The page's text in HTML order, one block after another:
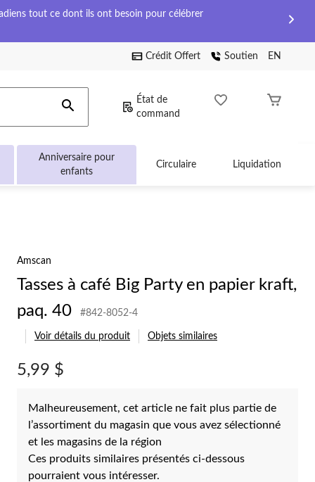
tout ce dont ils ont besoin pour célébrer
Crédit Offert Soutien EN
État de
command
Anniversaire pour
enfants
Circulaire Liquidation
Amscan
Tasses à café Big Party en papier kraft,
paq. 40
#842-8052-4
Voir détails du produit Objets similaires
5,99 $
Malheureusement, cet article ne fait plus partie de
l’assortiment du magasin que vous avez sélectionné
et les magasins de la région
Ces produits similaires présentés ci-dessous
pourraient vous intéresser.